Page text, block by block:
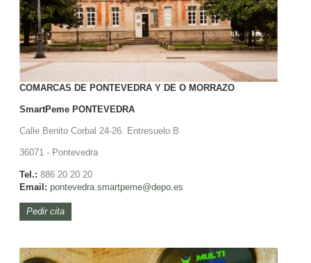
COMARCAS DE PONTEVEDRA Y DE O MORRAZO
SmartPeme PONTEVEDRA
Calle Benito Corbal 24-26. Entresuelo B
36071 - Pontevedra
Tel.: 886 20 20 20
Email: pontevedra.smartpeme@depo.es
Pedir cita